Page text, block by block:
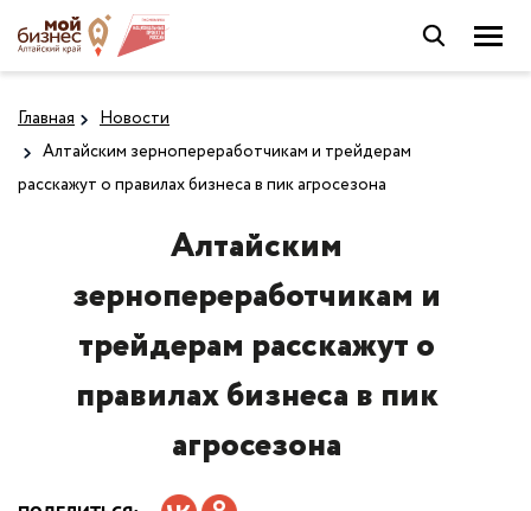
Главная
Новости
Алтайским зернопереработчикам и трейдерам
расскажут о правилах бизнеса в пик агросезона
Алтайским
зернопереработчикам и
трейдерам расскажут о
правилах бизнеса в пик
агросезона